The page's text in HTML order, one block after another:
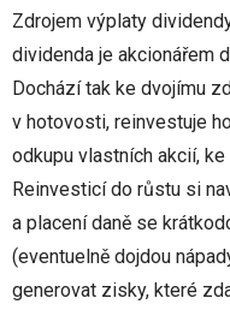
Zdrojem výplaty
dividenda je akcionářem
Dochází tak ke dvojímu
v hotovosti, reinvestuje
odkupu vlastních akcií,
Reinvesticí do růstu si
a placení daně se
(eventuelně dojdou
generovat zisky, které